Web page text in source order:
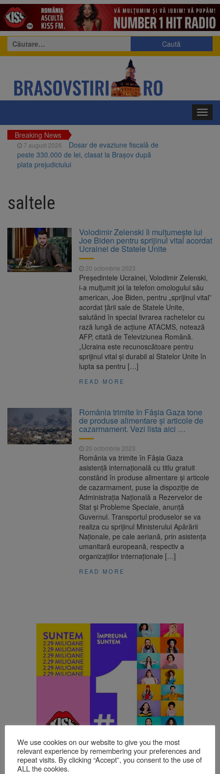
Caută
după:
Breaking News
7 august 2026
Dosar de evaziune fiscală de
peste 330.000 de lei, clasat la Brașov după
plata prejudiciului
sistarea plăților către Brai-Cata și Comprest.
Motivul: platforme de gunoi neigienizate
Piața Star din Brașov au fost demolate
7 august 2026
Platforma Belvedere de pe
Tâmpa intră în renovare. Contract de peste 1
milion de lei și termen de trei luni
Unul dintre cele mai mari
parcuri ale Brașovului va fi amenajat în
Bartolomeu-Avantgarden. Contractul a fost
Trafic blocat pe DN1E Brașov
– Poiana Brașov după un accident. Două
persoane primesc îngrijiri medicale
saltele
Volodimir Zelenski îi mulțumește lui
Joe Biden pentru sprijinul vital acordat
Ucrainei de Statele Unite
20 octombrie 2023
Preşedintele Ucrainei, Volodimir Zelenski,
i-a mulţumit joi la telefon omologului său
american, Joe Biden, pentru „sprijinul vital”
acordat ţării sale de Statele Unite,
salutând în special livrarea rachetelor cu
rază lungă de acţiune ATACMS, notează
AFP, citată de Televiziunea Română.
„Ucraina este recunoscătoare pentru
sprijinul vital şi durabil al Statelor Unite în
lupta sa pentru […]
READ MORE
România trimite în Fâşia Gaza tone
de produse alimentare şi articole de
cazarmament. Vezi lista aici …
20 octombrie 2023
România va trimite în Fâşia Gaza
asistenţă internaţională cu titlu gratuit
constând în produse alimentare şi articole
de cazarmament, puse la dispoziţie de
Administraţia Naţională a Rezervelor de
Stat şi Probleme Speciale, anunţă
Guvernul. Transportul produselor se va
realiza cu sprijinul Ministerului Apărării
Naţionale, pe cale aeriană, prin asistenţa
umanitară europeană, respectiv a
organizaţiilor internaţionale […]
READ MORE
TOP ȘTIRI
We use cookies on our website to give you the most
relevant experience by remembering your preferences and
repeat visits. By clicking “Accept”, you consent to the use of
ALL the cookies.